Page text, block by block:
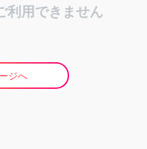
利用できません